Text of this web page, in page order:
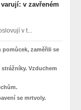
v zavřeném
v t...
pomůcek, zaměřili se
Vzduchem
se mrtvoly.